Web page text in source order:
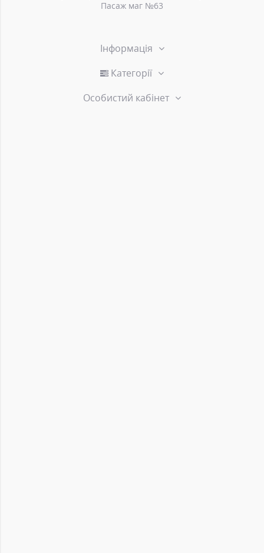
Пасаж маг №63
Інформація
Категорії
Особистий кабінет